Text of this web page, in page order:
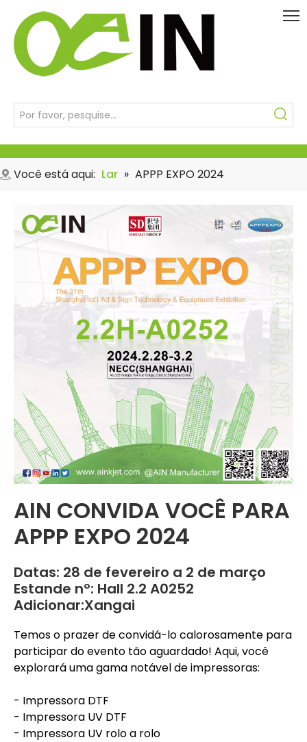
Você está aqui: Lar » APPP EXPO 2024
AIN CONVIDA VOCÊ PARA
APPP EXPO 2024
Datas: 28 de fevereiro a 2 de março
Estande nº: Hall 2.2 A0252
Adicionar:Xangai
Temos o prazer de convidá-lo calorosamente para
participar do evento tão aguardado! Aqui, você
explorará uma gama notável de impressoras:
- Impressora DTF
- Impressora UV DTF
- Impressora UV rolo a rolo